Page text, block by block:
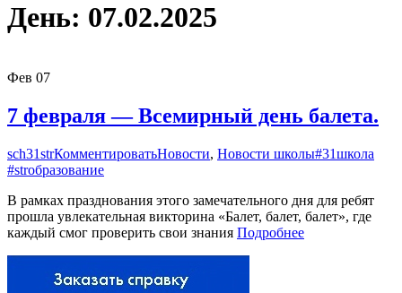
День: 07.02.2025
Фев 07
7 февраля — Всемирный день балета.
sch31strКомментироватьНовости, Новости школы#31школа
#strобразование
В рамках празднования этого замечательного дня для ребят
прошла увлекательная викторина «Балет, балет, балет», где
каждый смог проверить свои знания Подробнее